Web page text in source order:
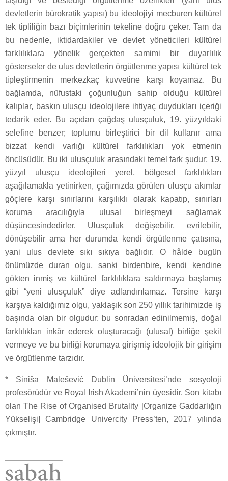
devletlerin bürokratik yapısı) bu ideolojiyi mecburen kültürel
tek tipliliğin bazı biçimlerinin tekeline doğru çeker. Tam da
bu nedenle, iktidardakiler ve devlet yöneticileri kültürel
farklılıklara yönelik gerçekten samimi bir duyarlılık
gösterseler de ulus devletlerin örgütlenme yapısı kültürel tek
tipleştirmenin merkezkaç kuvvetine karşı koyamaz. Bu
bağlamda, nüfustaki çoğunluğun sahip olduğu kültürel
kalıplar, baskın ulusçu ideolojilere ihtiyaç duydukları içeriği
tedarik eder. Bu açıdan çağdaş ulusçuluk, 19. yüzyıldaki
selefine benzer; toplumu birleştirici bir dil kullanır ama
bizzat kendi varlığı kültürel farklılıkları yok etmenin
öncüsüdür. Bu iki ulusçuluk arasındaki temel fark şudur; 19.
yüzyıl ulusçu ideolojileri yerel, bölgesel farklılıkları
aşağılamakla yetinirken, çağımızda görülen ulusçu akımlar
göçlere karşı sınırlarını karşılıklı olarak kapatıp, sınırları
koruma aracılığıyla ulusal birleşmeyi sağlamak
düşüncesindedirler. Ulusçuluk değişebilir, evrilebilir,
dönüşebilir ama her durumda kendi örgütlenme çatısına,
yani ulus devlete sıkı sıkıya bağlıdır. O hâlde bugün
önümüzde duran olgu, sanki birdenbire, kendi kendine
gökten inmiş ve kültürel farklılıklara saldırmaya başlamış
gibi “yeni ulusçuluk” diye adlandırılamaz. Tersine karşı
karşıya kaldığımız olgu, yaklaşık son 250 yıllık tarihimizde iş
başında olan bir olgudur; bu sonradan edinilmemiş, doğal
farklılıkları inkâr ederek oluşturacağı (ulusal) birliğe şekil
vermeye ve bu birliği korumaya girişmiş ideolojik bir girişim
ve örgütlenme tarzıdır.
* Siniša Malešević Dublin Üniversitesi’nde sosyoloji
profesörüdür ve Royal Irish Akademi’nin üyesidir. Son kitabı
olan The Rise of Organised Brutality [Organize Gaddarlığın
Yükselişi] Cambridge Univercity Press’ten, 2017 yılında
çıkmıştır.